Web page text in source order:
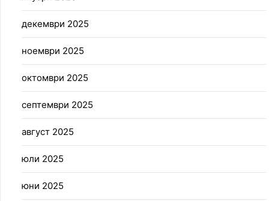
декември 2025
ноември 2025
октомври 2025
септември 2025
август 2025
юли 2025
юни 2025